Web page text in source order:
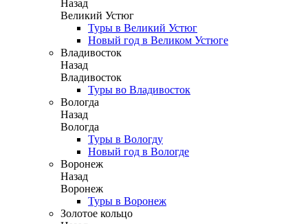
Назад
Великий Устюг
Туры в Великий Устюг
Новый год в Великом Устюге
Владивосток
Назад
Владивосток
Туры во Владивосток
Вологда
Назад
Вологда
Туры в Вологду
Новый год в Вологде
Воронеж
Назад
Воронеж
Туры в Воронеж
Золотое кольцо